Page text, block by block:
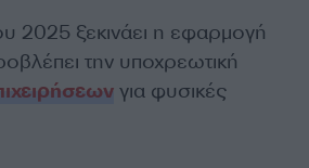
2025 ξεκινάει η εφαρμογή
την υποχρεωτική
για φυσικές